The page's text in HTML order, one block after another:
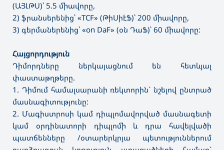
(ԱՅԼԹՍ)՝ 5.5 միավորը,
2) ֆրանսերենից՝ «TCF» (ԹիՍիէՖ)՝ 200 միավորը,
3) գերմաներենից՝ «on DaF» (օն ԴաՖ)՝ 60 միավորը:
Հայցորդություն
Դիմորդները ներկայացնում են հետևյալ
փաստաթղթերը.
1. Դիմում համալսարանի ռեկտորին` նշելով ընտրած
մասնագիտությունը:
2. Մագիստրոսի կամ դիպլոմավորված մասնագետի
կամ օրդինատորի դիպլոմի և դրա հավելվածի
պատճենները /օտարերկրյա պետություններում